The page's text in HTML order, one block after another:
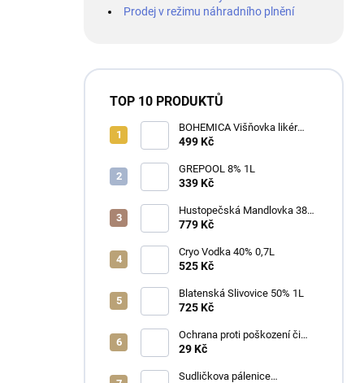
Prodej v režimu náhradního plnění
TOP 10 PRODUKTŮ
BOHEMICA Višňovka likér
25% 0,7L
499 Kč
GREPOOL 8% 1L
339 Kč
Hustopečská Mandlovka 38%
1L
779 Kč
Cryo Vodka 40% 0,7L
525 Kč
Blatenská Slivovice 50% 1L
725 Kč
Ochrana proti poškození či
ztrátě
29 Kč
Sudličkova pálenice